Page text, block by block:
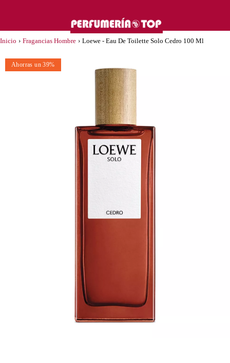
Inicio › Fragancias Hombre › Loewe - Eau De Toilette Solo Cedro 100 Ml
Ahorras un 39%